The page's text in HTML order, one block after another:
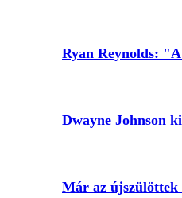
Ryan Reynolds: "A
Dwayne Johnson
Már az újszülöttek